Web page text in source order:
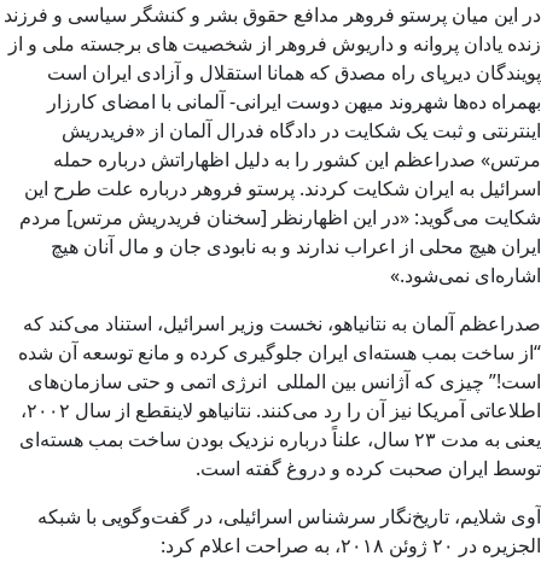
در این میان پرستو فروهر مدافع حقوق بشر و کنشگر سیاسی و فرزند
زنده یادان پروانه و داریوش فروهر از شخصیت های برجسته ملی و از
پویندگان دیرپای راه مصدق که همانا استقلال و آزادی ایران است
بهمراه ده‌ها شهروند میهن دوست ایرانی- آلمانی با امضای کارزار
اینترنتی و ثبت یک شکایت در دادگاه فدرال آلمان از «فریدریش
مرتس» صدراعظم این کشور را به دلیل اظهاراتش درباره حمله
اسرائیل به ایران شکایت کردند. پرستو فروهر درباره علت طرح این
شکایت می‌گوید: «در این اظهارنظر [سخنان فریدریش مرتس] مردم
ایران هیچ محلی از اعراب ندارند و به نابودی جان و مال آنان هیچ
اشاره‌ای نمی‌شود.»
صدراعظم آلمان به نتانیاهو، نخست وزیر اسرائیل، استناد می‌کند که
“از ساخت بمب هسته‌ای ایران جلوگیری کرده و مانع توسعه آن شده
است!” چیزی که آژانس بین المللی انرژی اتمی و حتی سازمان‌های
اطلاعاتی آمریکا نیز آن را رد می‌کنند. نتانیاهو لاینقطع از سال ۲۰۰۲،
یعنی به مدت ۲۳ سال، علناً درباره نزدیک بودن ساخت بمب هسته‌ای
توسط ایران صحبت کرده و دروغ گفته است.
آوی شلایم، تاریخ‌نگار سرشناس اسرائیلی، در گفت‌وگویی با شبکه
الجزیره در ۲۰ ژوئن ۲۰۱۸، به صراحت اعلام کرد: